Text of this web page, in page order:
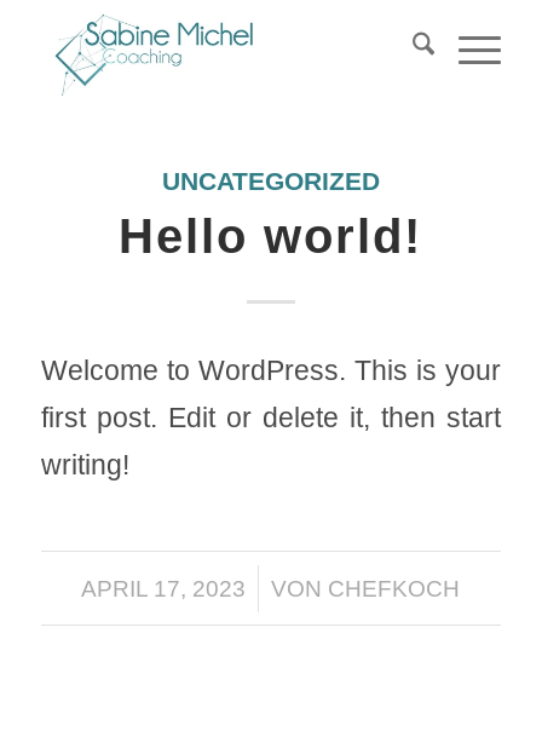
UNCATEGORIZED
Hello world!
Welcome to WordPress. This is your
first post. Edit or delete it, then start
writing!
APRIL 17, 2023
/ VON CHEFKOCH